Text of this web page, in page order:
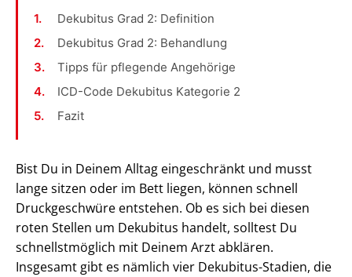
Dekubitus Grad 2: Definition
Dekubitus Grad 2: Behandlung
Tipps für pflegende Angehörige
ICD-Code Dekubitus Kategorie 2
Fazit
Bist Du in Deinem Alltag eingeschränkt und musst
lange sitzen oder im Bett liegen, können schnell
Druckgeschwüre entstehen. Ob es sich bei diesen
roten Stellen um Dekubitus handelt, solltest Du
schnellstmöglich mit Deinem Arzt abklären.
Insgesamt gibt es nämlich vier Dekubitus-Stadien, die